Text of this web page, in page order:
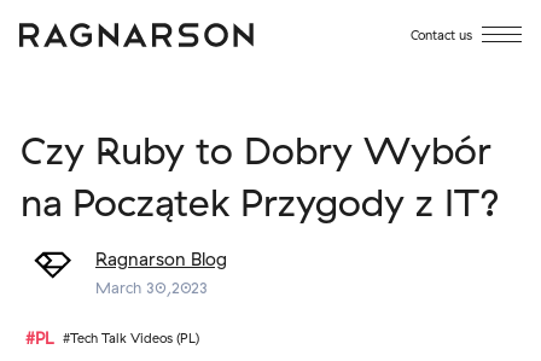
Contact us
Czy Ruby to Dobry Wybór
na Początek Przygody z IT?
Ragnarson Blog
March 30,2023
#PL #Tech Talk Videos (PL)